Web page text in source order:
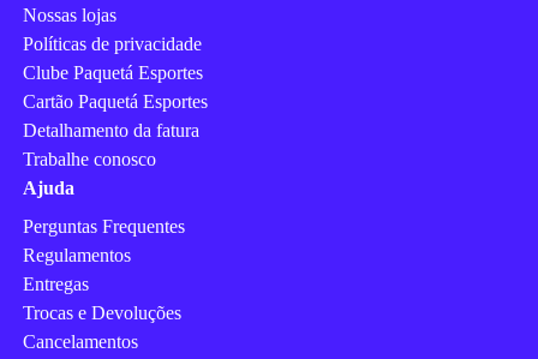
Nossas lojas
Políticas de privacidade
Clube Paquetá Esportes
Cartão Paquetá Esportes
Detalhamento da fatura
Trabalhe conosco
Ajuda
Perguntas Frequentes
Regulamentos
Entregas
Trocas e Devoluções
Cancelamentos